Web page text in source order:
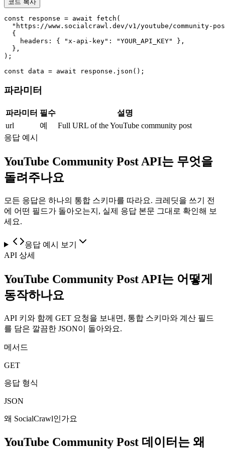
코드 복사
const response = await fetch(
"https://www.socialcrawl.dev/v1/youtube/community-
  {
    headers: { "x-api-key": "YOUR_API_KEY" },
  },
);
const data = await response.json();
파라미터
파라미터 필수
설명
url
예
Full URL of the YouTube community post
응답 예시
YouTube Community Post API는 무엇을
돌려주나요
모든 응답은 하나의 통합 스키마를 따라요. 크레딧을 쓰기 전
에 어떤 필드가 돌아오는지, 실제 응답 본문 그대로 확인해 보
세요.
응답 예시 보기
API 상세
YouTube Community Post API는 어떻게
동작하나요
API 키와 함께 GET 요청을 보내면, 통합 스키마와 계산 필드
를 담은 깔끔한 JSON이 돌아와요.
메서드
GET
응답 형식
JSON
왜 SocialCrawl인가요
YouTube Community Post 데이터는 왜